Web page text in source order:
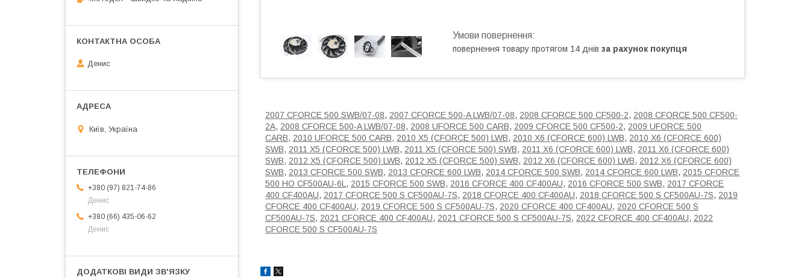
повернення товару протягом 14 днів за рахунок покупця
2007 CFORCE 500 SWB/07-08, 2007 CFORCE 500-A LWB/07-08, 2008 CFORCE 500 CF500-2, 2008 CFORCE 500 CF500-
2A, 2008 CFORCE 500-A LWB/07-08, 2008 UFORCE 500 CARB, 2009 CFORCE 500 CF500-2, 2009 UFORCE 500
CARB, 2010 UFORCE 500 CARB, 2010 X5 (CFORCE 500) LWB, 2010 X6 (CFORCE 600) LWB, 2010 X6 (CFORCE 600)
SWB, 2011 X5 (CFORCE 500) LWB, 2011 X5 (CFORCE 500) SWB, 2011 X6 (CFORCE 600) LWB, 2011 X6 (CFORCE 600)
SWB, 2012 X5 (CFORCE 500) LWB, 2012 X5 (CFORCE 500) SWB, 2012 X6 (CFORCE 600) LWB, 2012 X6 (CFORCE 600)
SWB, 2013 CFORCE 500 SWB, 2013 CFORCE 600 LWB, 2014 CFORCE 500 SWB, 2014 CFORCE 600 LWB, 2015 CFORCE
500 HO CF500AU-6L , 2015 CFORCE 500 SWB, 2016 CFORCE 400 CF400AU, 2016 CFORCE 500 SWB, 2017 CFORCE
400 CF400AU, 2017 CFORCE 500 S CF500AU-7S, 2018 CFORCE 400 CF400AU, 2018 CFORCE 500 S CF500AU-7S, 2019
CFORCE 400 CF400AU, 2019 CFORCE 500 S CF500AU-7S, 2020 CFORCE 400 CF400AU, 2020 CFORCE 500 S
CF500AU-7S, 2021 CFORCE 400 CF400AU, 2021 CFORCE 500 S CF500AU-7S, 2022 CFORCE 400 CF400AU, 2022
CFORCE 500 S CF500AU-7S
Денис
Київ, Україна
+380 (97) 821-74-86
Денис
+380 (66) 435-06-62
Денис